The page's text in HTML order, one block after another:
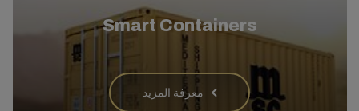
Smart Containers
معرفة المزيد